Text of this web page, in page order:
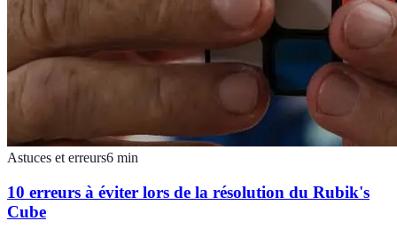
Astuces et erreurs6 min
10 erreurs à éviter lors de la résolution du Rubik's
Cube